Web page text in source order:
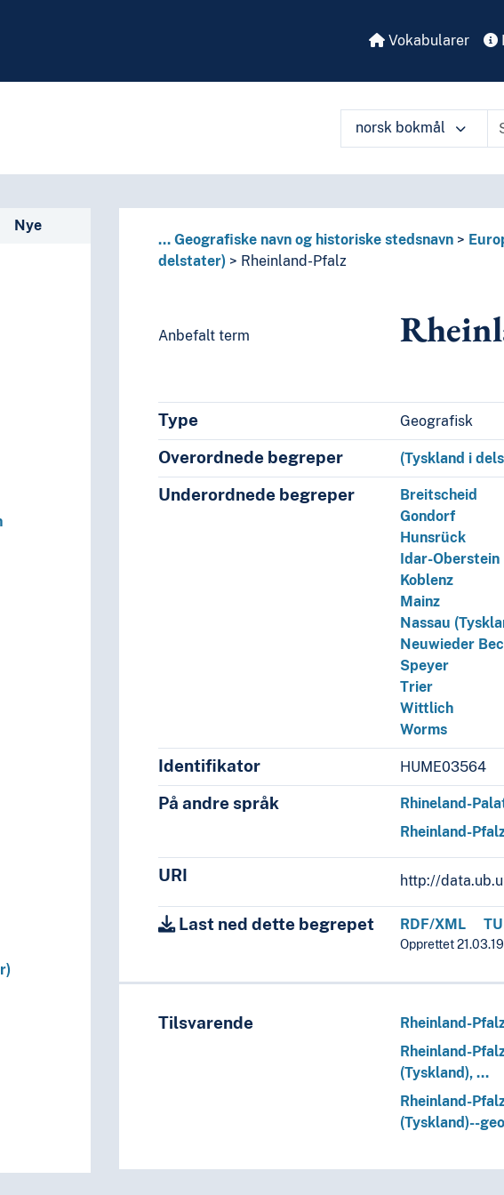
Vokabularer
norsk bokmål
på ulike måter
Nye
... Geografiske navn og historiske stedsnavn
delstater)
Rheinland-Pfalz
Anbefalt term
Type Geografisk
Overordnede begreper (Tyskland i
Underordnede begreper
Breitscheid
Gondorf
Hunsrück
Idar-Oberstein
Koblenz
Mainz
Nassau
Neuwieder
Speyer
Trier
Wittlich
Worms
Identifikator HUME03564
På andre språk
Rhineland-
Rheinland-
URI http://
Last ned dette begrepet RDF/XML
Opprettet
Tilsvarende Rheinland-
Rheinland-
(Tyskland), …
Rheinland-
(Tyskland)--